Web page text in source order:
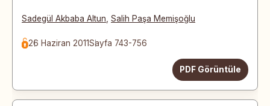
Sadegül Akbaba Altun Salih Paşa Memişoğlu
26 Haziran 2011Sayfa 743-756
PDF Görüntüle